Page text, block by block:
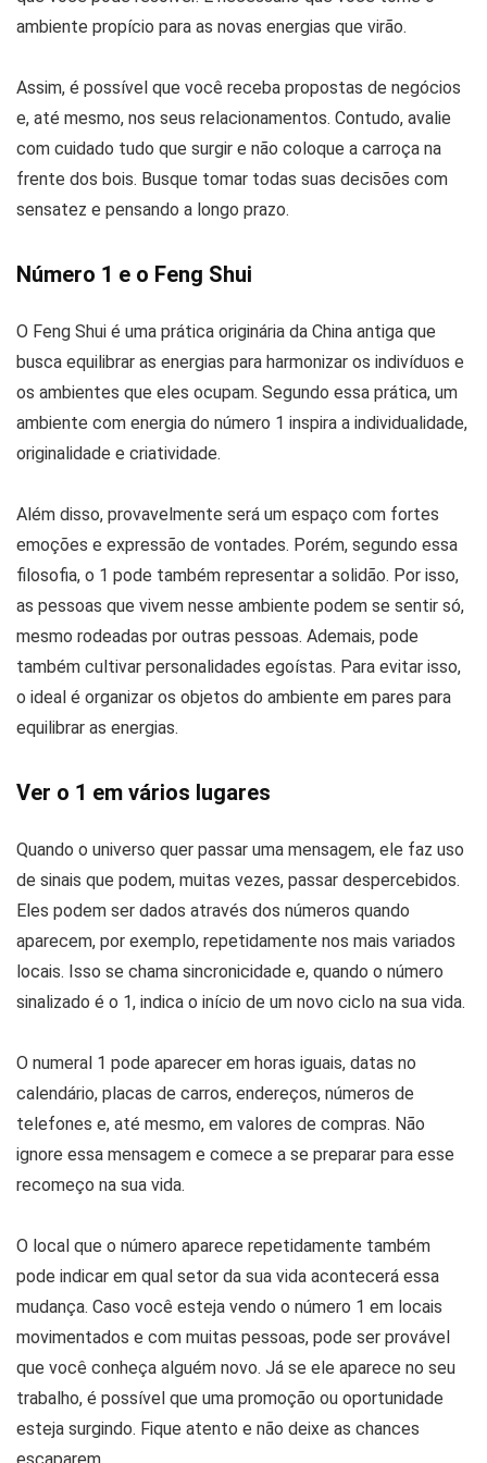
ambiente propício para as novas energias que virão.
Assim, é possível que você receba propostas de negócios
e, até mesmo, nos seus relacionamentos. Contudo, avalie
com cuidado tudo que surgir e não coloque a carroça na
frente dos bois. Busque tomar todas suas decisões com
sensatez e pensando a longo prazo.
Número 1 e o Feng Shui
O Feng Shui é uma prática originária da China antiga que
busca equilibrar as energias para harmonizar os indivíduos e
os ambientes que eles ocupam. Segundo essa prática, um
ambiente com energia do número 1 inspira a individualidade,
originalidade e criatividade.
Além disso, provavelmente será um espaço com fortes
emoções e expressão de vontades. Porém, segundo essa
filosofia, o 1 pode também representar a solidão. Por isso,
as pessoas que vivem nesse ambiente podem se sentir só,
mesmo rodeadas por outras pessoas. Ademais, pode
também cultivar personalidades egoístas. Para evitar isso,
o ideal é organizar os objetos do ambiente em pares para
equilibrar as energias.
Ver o 1 em vários lugares
Quando o universo quer passar uma mensagem, ele faz uso
de sinais que podem, muitas vezes, passar despercebidos.
Eles podem ser dados através dos números quando
aparecem, por exemplo, repetidamente nos mais variados
locais. Isso se chama sincronicidade e, quando o número
sinalizado é o 1, indica o início de um novo ciclo na sua vida.
O numeral 1 pode aparecer em horas iguais, datas no
calendário, placas de carros, endereços, números de
telefones e, até mesmo, em valores de compras. Não
ignore essa mensagem e comece a se preparar para esse
recomeço na sua vida.
O local que o número aparece repetidamente também
pode indicar em qual setor da sua vida acontecerá essa
mudança. Caso você esteja vendo o número 1 em locais
movimentados e com muitas pessoas, pode ser provável
que você conheça alguém novo. Já se ele aparece no seu
trabalho, é possível que uma promoção ou oportunidade
esteja surgindo. Fique atento e não deixe as chances